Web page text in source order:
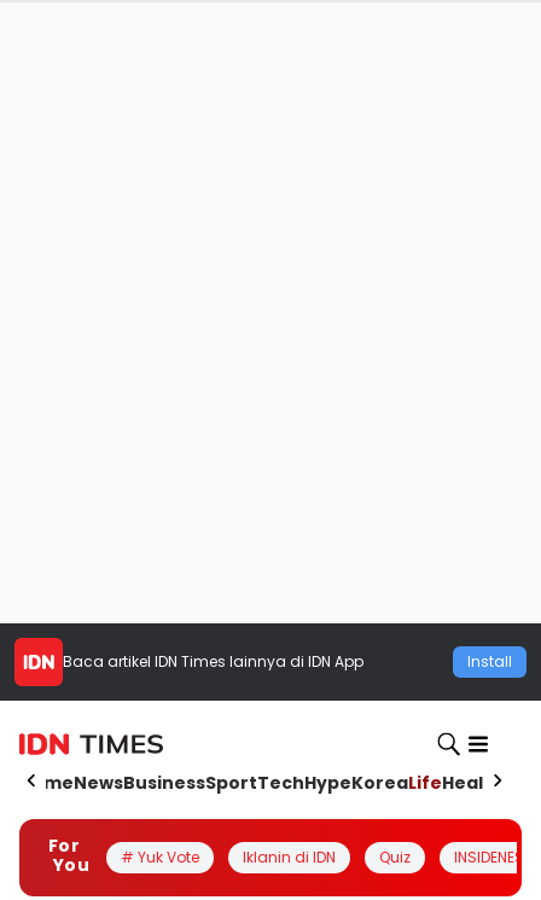
Baca artikel IDN Times lainnya di IDN App Install
HomeNewsBusinessSportTechHypeKoreaLifeHealth
For
You
# Yuk Vote Iklanin di IDN Quiz INSIDENESIA